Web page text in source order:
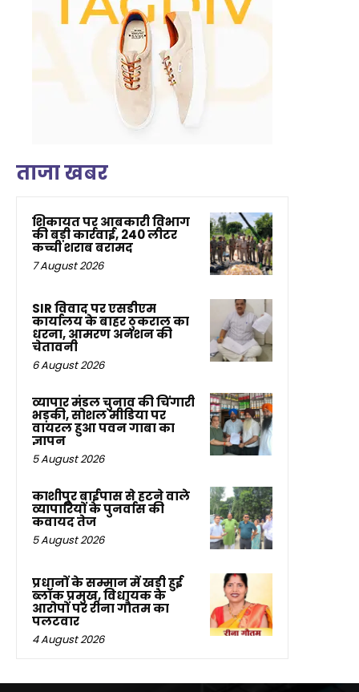
ताजा खबर
शिकायत पर आबकारी विभाग
की बड़ी कार्रवाई, 240 लीटर
कच्ची शराब बरामद
7 August 2026
SIR विवाद पर एसडीएम
कार्यालय के बाहर ठुकराल का
धरना, आमरण अनशन की
चेतावनी
6 August 2026
व्यापार मंडल चुनाव की चिंगारी
भड़की, सोशल मीडिया पर
वायरल हुआ पवन गाबा का
ज्ञापन
5 August 2026
काशीपुर बाईपास से हटने वाले
व्यापारियों के पुनर्वास की
कवायद तेज
5 August 2026
प्रधानों के सम्मान में खड़ी हुई
ब्लॉक प्रमुख, विधायक के
आरोपों पर रीना गौतम का
पलटवार
4 August 2026